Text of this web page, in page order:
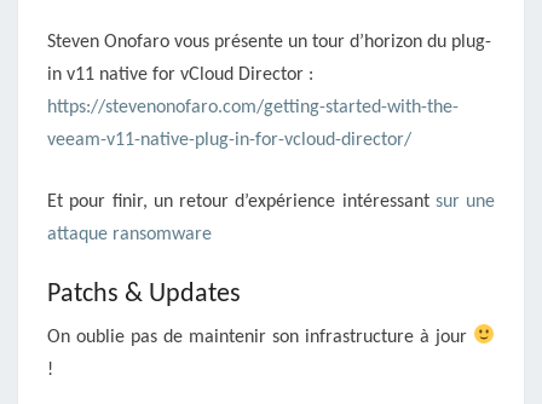
Steven Onofaro vous présente un tour d’horizon du plug-
in v11 native for vCloud Director :
https://stevenonofaro.com/getting-started-with-the-
veeam-v11-native-plug-in-for-vcloud-director/
Et pour finir, un retour d’expérience intéressant sur une
attaque ransomware
Patchs & Updates
On oublie pas de maintenir son infrastructure à jour
!